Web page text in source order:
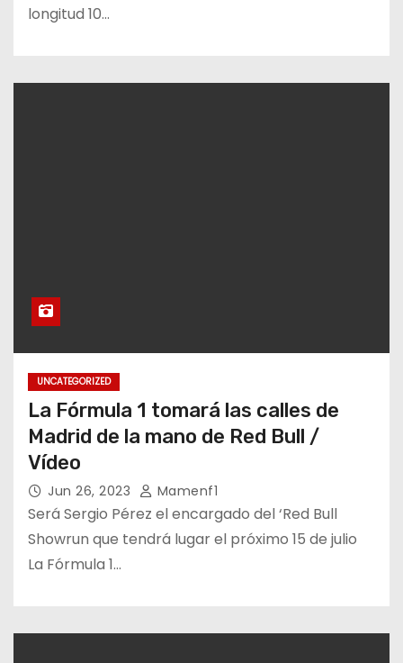
longitud 10…
UNCATEGORIZED
La Fórmula 1 tomará las calles de
Madrid de la mano de Red Bull /
Vídeo
Jun 26, 2023 Mamenf1
Será Sergio Pérez el encargado del ‘Red Bull
Showrun que tendrá lugar el próximo 15 de julio
La Fórmula 1…